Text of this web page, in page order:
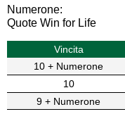
Numerone:
Quote Win for Life
Vincita
10 + Numerone
10
9 + Numerone